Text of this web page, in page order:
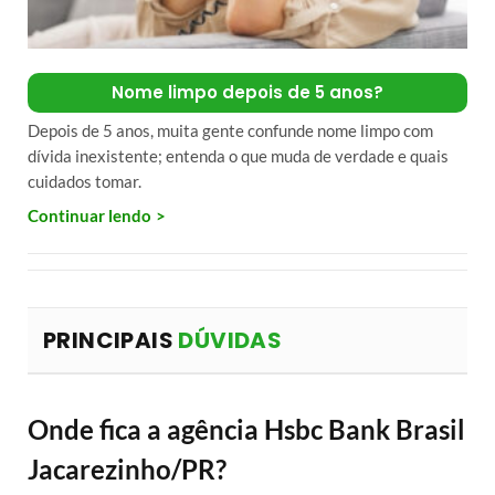
Nome limpo depois de 5 anos?
Depois de 5 anos, muita gente confunde nome limpo com
dívida inexistente; entenda o que muda de verdade e quais
cuidados tomar.
Continuar lendo
PRINCIPAIS DÚVIDAS
Onde fica a agência Hsbc Bank Brasil
Jacarezinho/PR?